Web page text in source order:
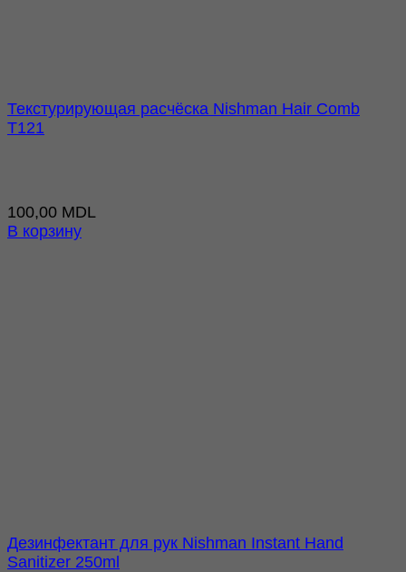
Текстурирующая расчёска Nishman Hair Comb
T121
100,00 MDL
В корзину
Дезинфектант для рук Nishman Instant Hand
Sanitizer 250ml